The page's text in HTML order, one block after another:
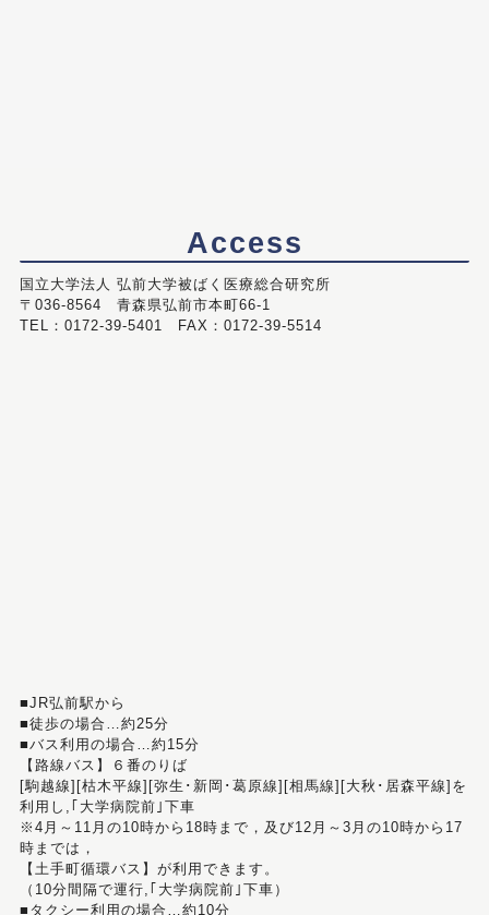
Access
国立大学法人 弘前大学被ばく医療総合研究所
〒036-8564 青森県弘前市本町66-1
TEL：0172-39-5401 FAX：0172-39-5514
■JR弘前駅から
■徒歩の場合…約25分
■バス利用の場合…約15分
【路線バス】６番のりば
[駒越線][枯木平線][弥生･新岡･葛原線][相馬線][大秋･居森平線]を
利用し,｢大学病院前｣下車
※4月～11月の10時から18時まで，及び12月～3月の10時から17
時までは，
【土手町循環バス】が利用できます。
（10分間隔で運行,｢大学病院前｣下車）
■タクシー利用の場合…約10分